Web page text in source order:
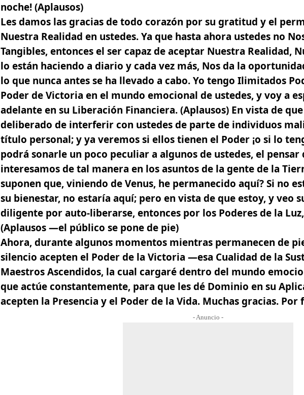
noche! (Aplausos)
Les damos las gracias de todo corazón por su gratitud y el
Nuestra Realidad en ustedes. Ya que hasta ahora ustedes no
Tangibles, entonces el ser capaz de aceptar Nuestra Realidad,
lo están haciendo a diario y cada vez más, Nos da la
lo que nunca antes se ha llevado a cabo. Yo tengo Ilimitados
Poder de Victoria en el mundo emocional de ustedes, y voy a
adelante en su Liberación Financiera. (Aplausos) En vista de
deliberado de interferir con ustedes de parte de individuos
título personal; y ya veremos si ellos tienen el Poder ¡o si lo
podrá sonarle un poco peculiar a algunos de ustedes, el pensar
interesamos de tal manera en los asuntos de la gente de la
suponen que, viniendo de Venus, he permanecido aquí? Si no
su bienestar, no estaría aquí; pero en vista de que estoy, y veo
diligente por auto-liberarse, entonces por los Poderes de la
(Aplausos —el público se pone de pie)
Ahora, durante algunos momentos mientras permanecen de
silencio acepten el Poder de la Victoria —esa Cualidad de la
Maestros Ascendidos, la cual cargaré dentro del mundo
que actúe constantemente, para que les dé Dominio en su
acepten la Presencia y el Poder de la Vida. Muchas gracias.
- Anuncio -